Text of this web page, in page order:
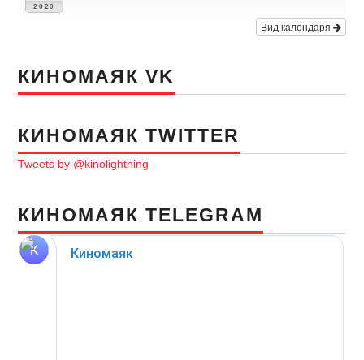
2020
Вид календаря
КИНОМАЯК VK
КИНОМАЯК TWITTER
Tweets by @kinolightning
КИНОМАЯК TELEGRAM